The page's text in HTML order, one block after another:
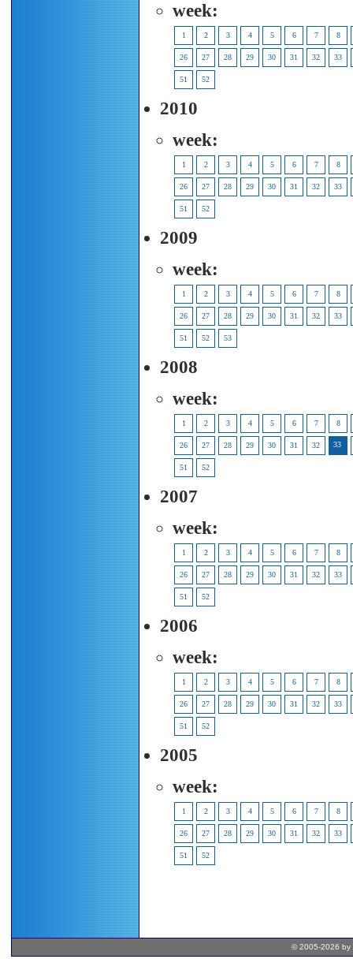
week:
1 2 3 4 5 6 7 8
26 27 28 29 30 31 32 33
51 52
2010
week:
1 2 3 4 5 6 7 8
26 27 28 29 30 31 32 33
51 52
2009
week:
1 2 3 4 5 6 7 8
26 27 28 29 30 31 32 33
51 52 53
2008
week:
1 2 3 4 5 6 7 8
26 27 28 29 30 31 32 33
51 52
2007
week:
1 2 3 4 5 6 7 8
26 27 28 29 30 31 32 33
51 52
2006
week:
1 2 3 4 5 6 7 8
26 27 28 29 30 31 32 33
51 52
2005
week:
1 2 3 4 5 6 7 8
26 27 28 29 30 31 32 33
51 52
© 2005-2026 by